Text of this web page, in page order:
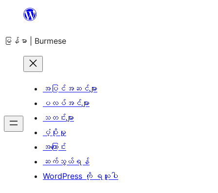
အကြောင်းအရာ
ကျော်သွား
မြန်မာ | Burmese
အပြင်အဆင်များ
ပလပ်အင်များ
သတင်းများ
ပံ့ပိုးမှု
အကြောင်း
ဆက်သွယ်ရန်
WordPress ကို ရယူပါ